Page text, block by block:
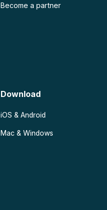
Become a partner
Download
iOS & Android
Mac & Windows